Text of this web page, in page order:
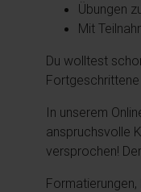
Übungen
Mit
Du wolltest
In unserem
anspruchsvolle
versprochen!